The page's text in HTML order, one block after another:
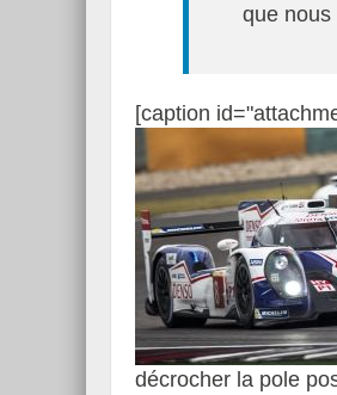
que nous
[caption
décrocher la pole